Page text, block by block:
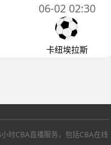
06-02 02:30
卡纽埃拉斯
时CBA直播服务，包括CBA在线